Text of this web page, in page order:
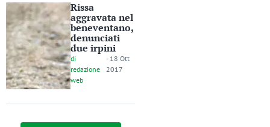
Rissa
aggravata nel
beneventano,
denunciati
due irpini
di
redazione
web
- 18 Ott
2017